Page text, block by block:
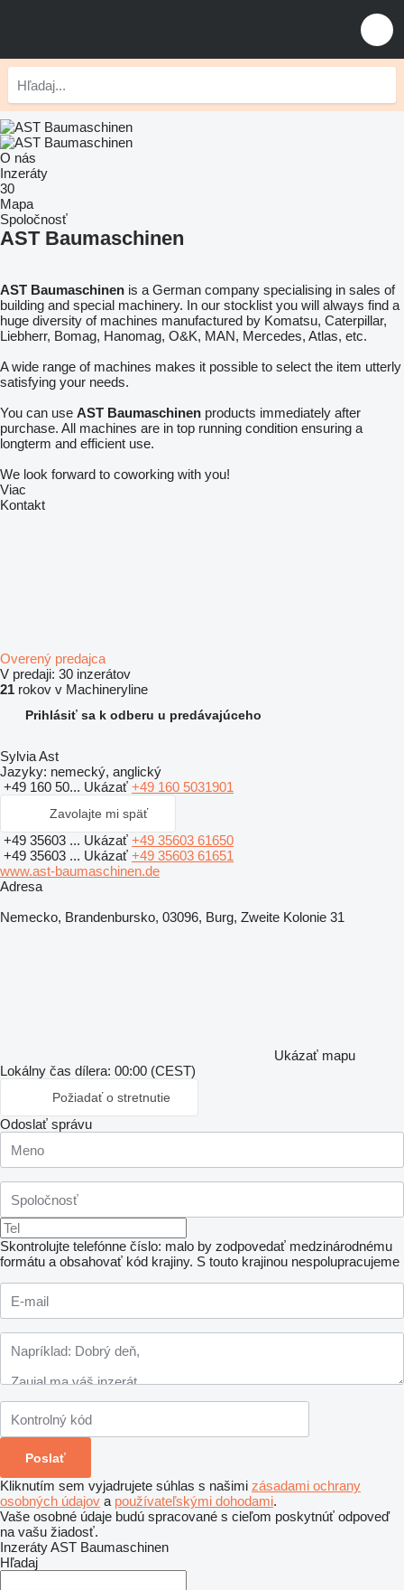
O nás
Inzeráty
30
Mapa
Spoločnosť
AST Baumaschinen
AST Baumaschinen is a German company specialising in sales of
building and special machinery. In our stocklist you will always find a
huge diversity of machines manufactured by Komatsu, Caterpillar,
Liebherr, Bomag, Hanomag, O&K, MAN, Mercedes, Atlas, etc.
A wide range of machines makes it possible to select the item utterly
satisfying your needs.
You can use AST Baumaschinen products immediately after
purchase. All machines are in top running condition ensuring a
longterm and efficient use.
We look forward to coworking with you!
Viac
Kontakt
Overený predajca
V predaji: 30 inzerátov
21 rokov v Machineryline
Prihlásiť sa k odberu u predávajúceho
Sylvia Ast
Jazyky: nemecký, anglický
+49 160 50... Ukázať +49 160 5031901
Zavolajte mi späť
+49 35603 ... Ukázať +49 35603 61650
+49 35603 ... Ukázať +49 35603 61651
www.ast-baumaschinen.de
Adresa
Nemecko, Brandenbursko, 03096, Burg, Zweite Kolonie 31
Ukázať mapu
Lokálny čas dílera: 00:00 (CEST)
Požiadať o stretnutie
Odoslať správu
Skontrolujte telefónne číslo: malo by zodpovedať medzinárodnému
formátu a obsahovať kód krajiny. S touto krajinou nespolupracujeme
Kliknutím sem vyjadrujete súhlas s našimi zásadami ochrany
osobných údajov a používateľskými dohodami.
Vaše osobné údaje budú spracované s cieľom poskytnúť odpoveď
na vašu žiadosť.
Inzeráty AST Baumaschinen
Hľadaj